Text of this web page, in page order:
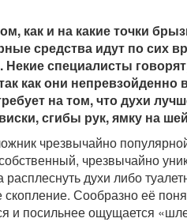
как и на какие точки
средства идут по сих
Некие специалисты
как они
на том, что духи
сгибы рук, ямку на
чрезвычайно
чрезвычайно
расплеснуть духи либо
скопление. Сообразно её
и посильнее ощущается